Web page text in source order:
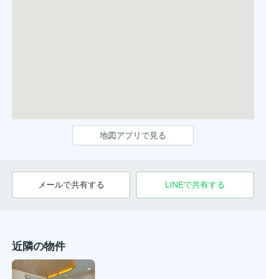
地図アプリで見る
メールで共有する LINEで共有する
近隣の物件